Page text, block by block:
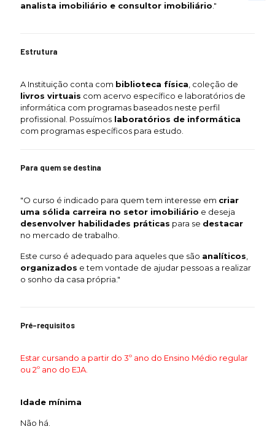
analista imobiliário e consultor imobiliário ."
Estrutura
A Instituição conta com biblioteca física , coleção de
livros virtuais com acervo específico e laboratórios de
informática com programas baseados neste perfil
profissional. Possuímos laboratórios de informática
com programas específicos para estudo.
Para quem se destina
"O curso é indicado para quem tem interesse em criar
uma sólida carreira no setor imobiliário e deseja
desenvolver habilidades práticas para se destacar
no mercado de trabalho.
Este curso é adequado para aqueles que são analíticos
organizados e tem vontade de ajudar pessoas a realizar
o sonho da casa própria."
Pré-requisitos
Estar cursando a partir do 3º ano do Ensino Médio regular
ou 2º ano do EJA.
Idade mínima
Não há.